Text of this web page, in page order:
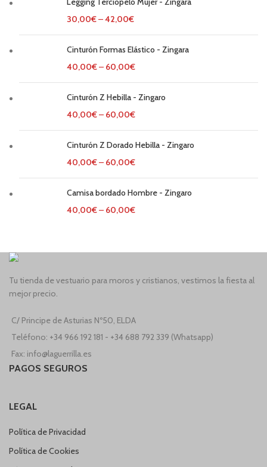
30,00€–42,00€
Cinturón Formas Elástico - Zingara
40,00€– 60,00€
Cinturón Z Hebilla - Zingaro
40,00€– 60,00€
Cinturón Z Dorado Hebilla - Zingaro
40,00€– 60,00€
Camisa bordado Hombre - Zingaro
40,00€– 60,00€
Tu tienda de vestuario para moros y cristianos, vestimos la fiesta al
mejor precio.
C/ Principe de Asturias Nº50, ELDA
Teléfono: +34 966 192 181 - +34 688 792 339 (Whatsapp)
Fax: info@laguerrilla.es
PAGOS SEGUROS
LEGAL
Política de Privacidad
Política de Cookies